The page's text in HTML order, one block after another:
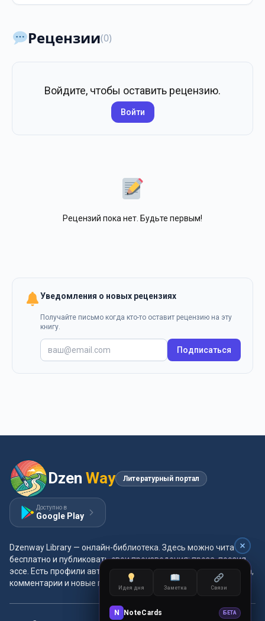
Рецензии(0)
Войдите, чтобы оставить рецензию.
Войти
Рецензий пока нет. Будьте первым!
Уведомления о новых рецензиях
Получайте письмо когда кто-то оставит рецензию на эту
книгу.
Подписаться
Dzen Way Литературный портал
Доступно в
Google Play
Dzenway Library — онлайн-библиотека. Здесь можно читать
бесплатно и публиковать свои произведения: проза, поэзия,
эссе. Есть профили авторов, жанры и метки, удобная читалка,
комментарии и новые главы каждый день.
Идея дня Заметка Связи
N NoteCards БЕТА
Идея дня Заметка Связи
N NoteCards БЕТА